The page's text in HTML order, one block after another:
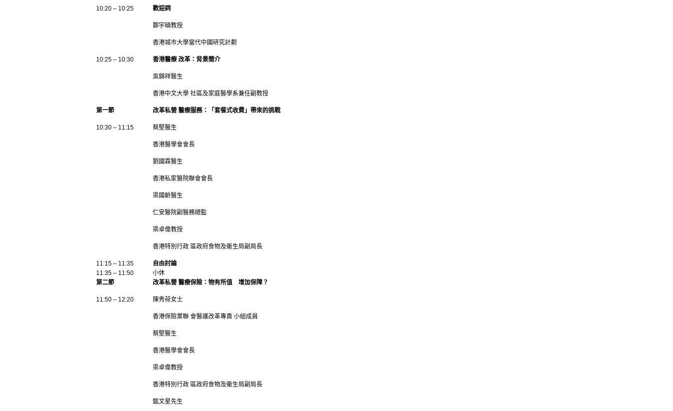
10:20 – 10:25 歡迎詞
鄭宇碩教授
香港城市大學當代中國研究計劃
10:25 – 10:30 香港醫療 改革：背景簡介
吳錦祥醫生
香港中文大學 社區及家庭醫學系兼任副教授
第一節
10:30 – 11:15
改革私營 醫療服務：「套餐式收費」帶來的挑戰
蔡堅醫生
香港醫學會會長
劉國霖醫生
香港私家醫院聯會會長
梁國齡醫生
仁安醫院副醫務總監
梁卓偉教授
香港特別行政 區政府食物及衞生局副局長
11:15 – 11:35
自由討論
11:35 – 11:50
小休
第二節
11:50 – 12:20
改革私營 醫療保險：物有所值 增加保障？
陳秀荷女士
香港保險業聯 會醫護改革專責 小組成員
蔡堅醫生
香港醫學會會長
梁卓偉教授
香港特別行政 區政府食物及衞生局副局長
甄文星先生